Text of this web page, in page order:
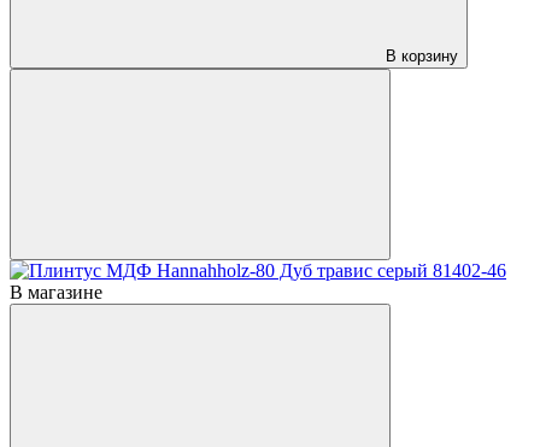
В корзину
В магазине